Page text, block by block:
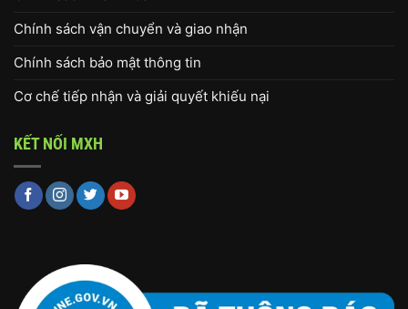
Chính sách vận chuyển và giao nhận
Chính sách bảo mật thông tin
Cơ chế tiếp nhận và giải quyết khiếu nại
KẾT NỐI MXH